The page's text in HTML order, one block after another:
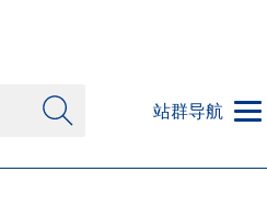
站群导航